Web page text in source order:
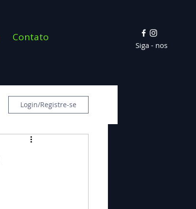
Contato
Siga - nos
Login/Registre-se